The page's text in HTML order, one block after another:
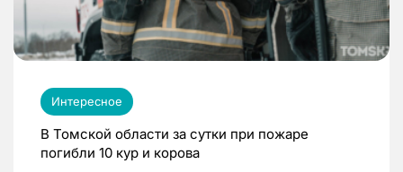
Интересное
В Томской области за сутки при пожаре
погибли 10 кур и корова